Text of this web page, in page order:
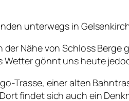
unterwegs in
der Nähe von Schloss
Wetter gönnt uns heute
Trasse, einer alten
findet sich auch ein